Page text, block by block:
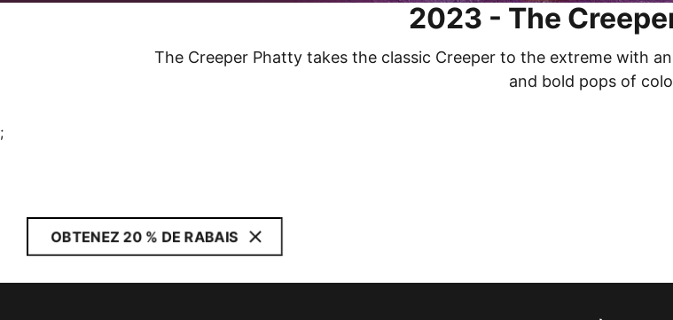
2023 - The
The Creeper Phatty takes the classic Creeper to the extreme with
and bold pops of
;
OBTENEZ 20 % DE RABAIS